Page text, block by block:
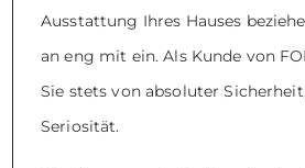
Ausstattung Ihres Hauses
an eng mit ein. Als Kunde von
Sie stets von absoluter
Seriosität.